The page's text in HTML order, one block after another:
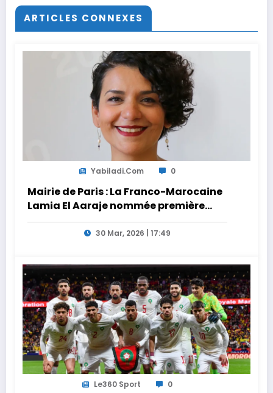
ARTICLES CONNEXES
Yabiladi.com 0
Mairie de Paris : La Franco-Marocaine
Lamia El Aaraje nommée première
adjointe
30 Mar, 2026 | 17:49
Le360 Sport 0